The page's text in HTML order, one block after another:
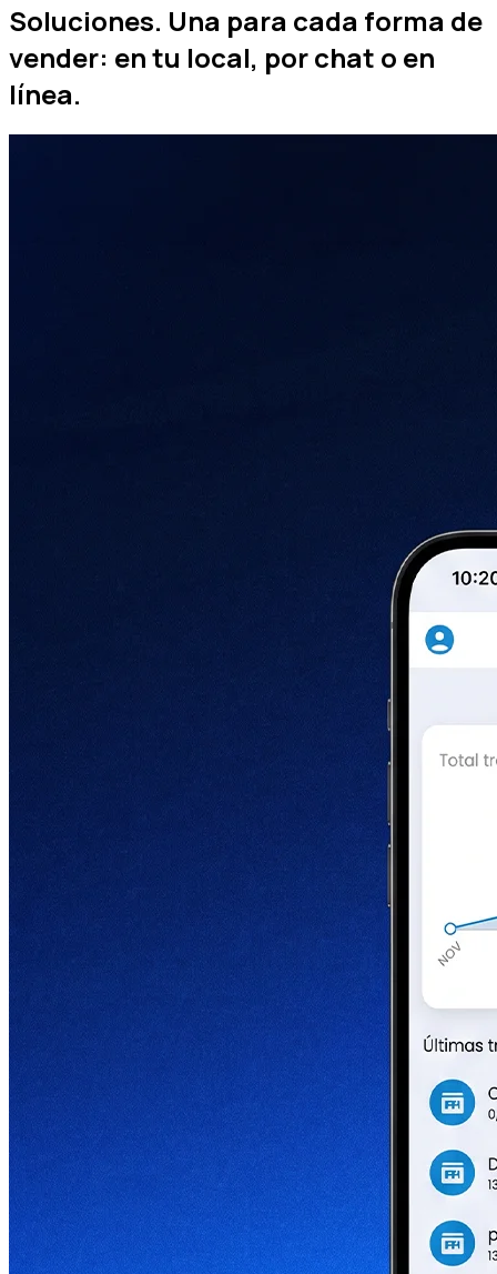
Soluciones. Una para cada forma de
vender: en tu local, por chat o en
línea.